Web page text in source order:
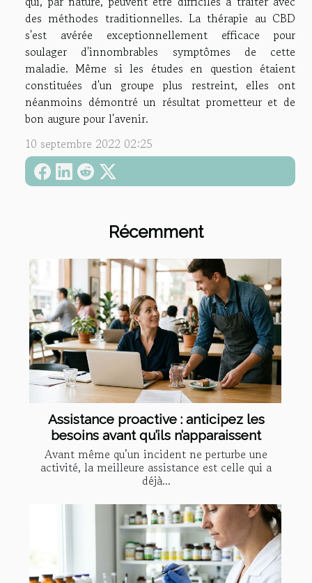
Récemment
Assistance proactive : anticipez les
besoins avant qu’ils n’apparaissent
Avant même qu’un incident ne perturbe une
activité, la meilleure assistance est celle qui a
déjà...
des méthodes traditionnelles. La thérapie au CBD
s'est avérée exceptionnellement efficace pour
soulager d'innombrables symptômes de cette
maladie. Même si les études en question étaient
constituées d'un groupe plus restreint, elles ont
néanmoins démontré un résultat prometteur et de
bon augure pour l'avenir.
10 septembre 2022 02:25